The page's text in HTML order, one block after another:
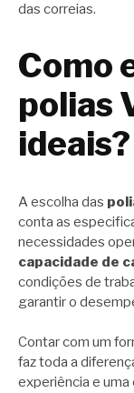
das correias.
Como
polias
ideais?
A escolha das
conta as
necessidades
capacidade de
condições de
garantir o
Contar com um
faz toda a
experiência e